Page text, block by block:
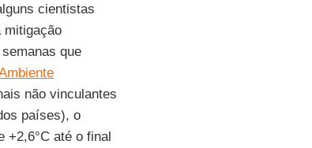
cientistas
mitigação
que
não vinculantes
países), o
+2,6°C até o final